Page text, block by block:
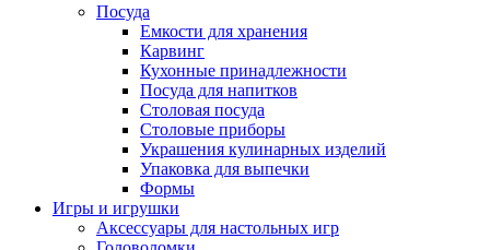
Посуда
Емкости для хранения
Карвинг
Кухонные принадлежности
Посуда для напитков
Столовая посуда
Столовые приборы
Украшения кулинарных изделий
Упаковка для выпечки
Формы
Игры и игрушки
Аксессуары для настольных игр